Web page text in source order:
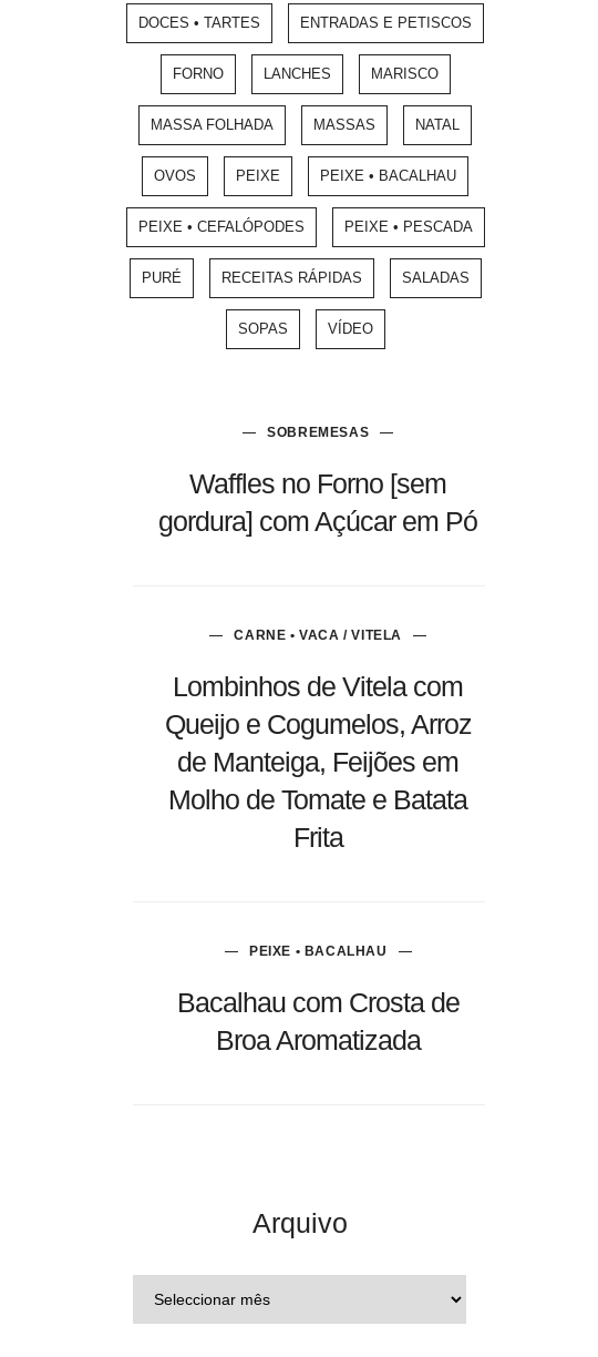
DOCES • TARTES ENTRADAS E PETISCOS
FORNO LANCHES MARISCO
MASSA FOLHADA MASSAS NATAL
OVOS PEIXE PEIXE • BACALHAU
PEIXE • CEFALÓPODES PEIXE • PESCADA
PURÉ RECEITAS RÁPIDAS SALADAS
SOPAS VÍDEO
SOBREMESAS
Waffles no Forno [sem
gordura] com Açúcar em Pó
CARNE • VACA / VITELA
Lombinhos de Vitela com
Queijo e Cogumelos, Arroz
de Manteiga, Feijões em
Molho de Tomate e Batata
Frita
PEIXE • BACALHAU
Bacalhau com Crosta de
Broa Aromatizada
Arquivo